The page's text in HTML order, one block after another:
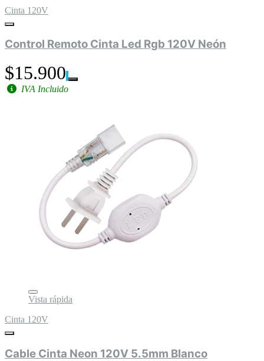
Cinta 120V
Control Remoto Cinta Led Rgb 120V Neón
$15.900
IVA Incluido
Vista rápida
Cinta 120V
Cable Cinta Neon 120V 5.5mm Blanco